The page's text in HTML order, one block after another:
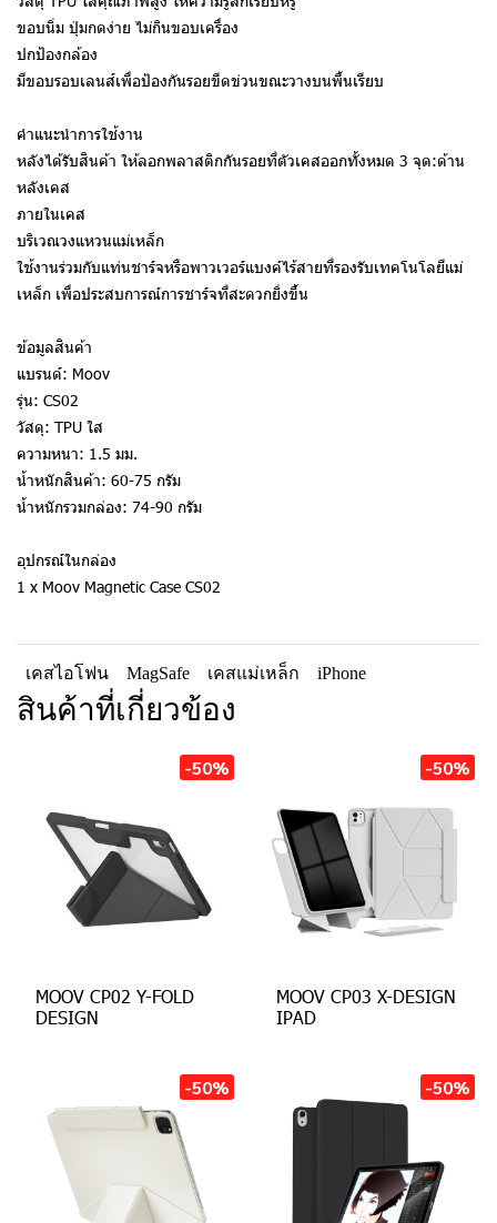
ขอบนิ่ม ปุ่มกดง่าย ไม่กินขอบเครื่อง
ปกป้องกล้อง
มีขอบรอบเลนส์เพื่อป้องกันรอยขีดข่วนขณะวางบนพื้นเรียบ
คำแนะนำการใช้งาน
หลังได้รับสินค้า ให้ลอกพลาสติกกันรอยที่ตัวเคสออกทั้งหมด 3 จุด:ด้าน
หลังเคส
ภายในเคส
บริเวณวงแหวนแม่เหล็ก
ใช้งานร่วมกับแท่นชาร์จหรือพาวเวอร์แบงค์ไร้สายที่รองรับเทคโนโลยีแม่
เหล็ก เพื่อประสบการณ์การชาร์จที่สะดวกยิ่งขึ้น
ข้อมูลสินค้า
แบรนด์: Moov
รุ่น: CS02
วัสดุ: TPU ใส
ความหนา: 1.5 มม.
น้ำหนักสินค้า: 60-75 กรัม
น้ำหนักรวมกล่อง: 74-90 กรัม
อุปกรณ์ในกล่อง
1 x Moov Magnetic Case CS02
เคสไอโฟน MagSafe เคสแม่เหล็ก iPhone
สินค้าที่เกี่ยวข้อง
-50%
MOOV CP02 Y-FOLD
DESIGN
-50%
MOOV CP03 X-DESIGN
IPAD
-50% -50%